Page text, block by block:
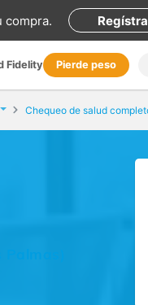
compra.
Fidelity Pierde peso
Chequeo de salud